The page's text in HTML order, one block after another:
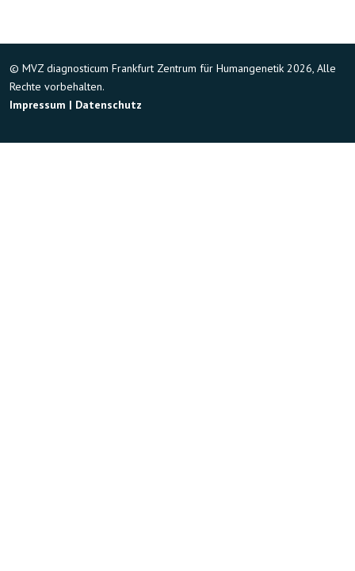
© MVZ diagnosticum Frankfurt Zentrum für Humangenetik 2026, Alle
Rechte vorbehalten.
Impressum | Datenschutz